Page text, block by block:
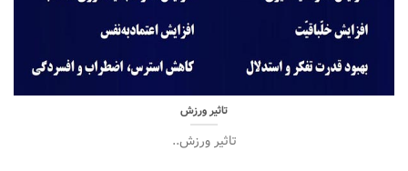
تاثیر ورزش
تاثیر ورزش..